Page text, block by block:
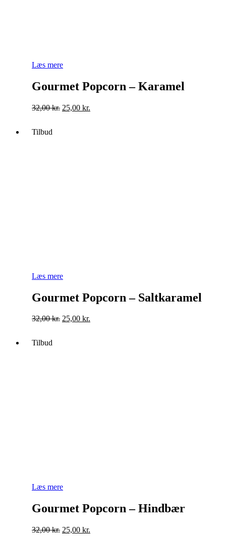
Læs mere
Gourmet Popcorn – Karamel
32,00kr. Original
25,00 kr.
Tilbud
Læs mere
Gourmet Popcorn – Saltkaramel
32,00kr. Original
25,00 kr.
Tilbud
Læs mere
Gourmet Popcorn – Hindbær
32,00kr. Original
25,00 kr.